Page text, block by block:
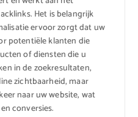
Het is belangrijk
ervoor zorgt dat uw
potentiële klanten die
of diensten die u
in de zoekresultaten,
zichtbaarheid, maar
naar uw website, wat
conversies.